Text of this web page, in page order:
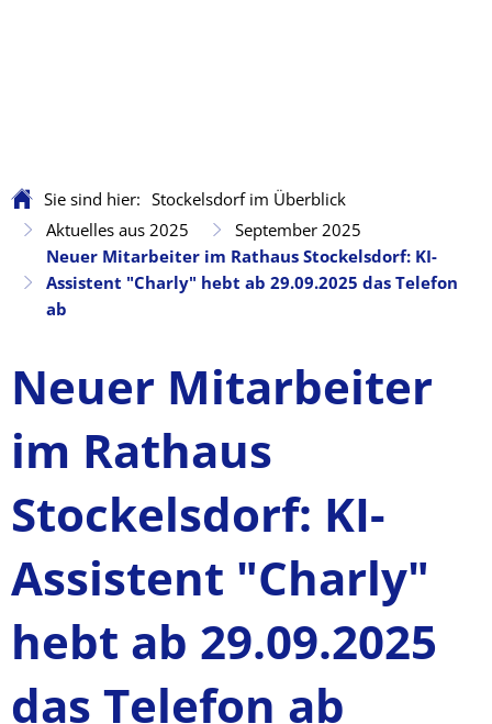
Sie sind hier: Stockelsdorf im Überblick
Aktuelles aus 2025
September 2025
Neuer Mitarbeiter im Rathaus Stockelsdorf: KI-
Assistent "Charly" hebt ab 29.09.2025 das Telefon
ab
Neuer Mitarbeiter
im Rathaus
Stockelsdorf: KI-
Assistent "Charly"
hebt ab 29.09.2025
das Telefon ab